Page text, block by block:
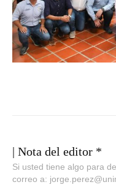
| Nota del editor *
Si usted tiene algo para
correo a: